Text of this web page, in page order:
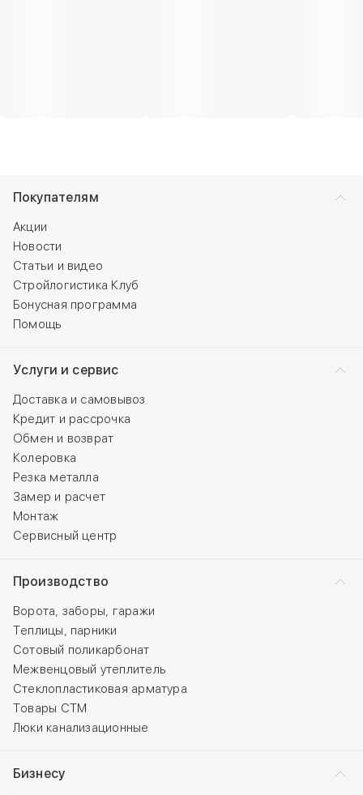
Покупателям
Акции
Новости
Статьи и видео
Стройлогистика Клуб
Бонусная программа
Помощь
Услуги и сервис
Доставка и самовывоз
Кредит и рассрочка
Обмен и возврат
Колеровка
Резка металла
Замер и расчет
Монтаж
Сервисный центр
Производство
Ворота, заборы, гаражи
Теплицы, парники
Сотовый поликарбонат
Межвенцовый утеплитель
Стеклопластиковая арматура
Товары СТМ
Люки канализационные
Бизнесу